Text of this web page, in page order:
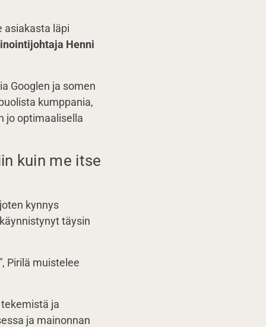
asiakasta läpi
Henni
Googlen ja somen
kumppania,
jo optimaalisella
kuin me itse
kynnys
täysin
Pirilä muistelee
ja
ja mainonnan